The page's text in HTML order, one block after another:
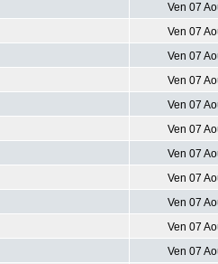
Ven 07
Ven 07
Ven 07
Ven 07
Ven 07
Ven 07
Ven 07
Ven 07
Ven 07
Ven 07
Ven 07